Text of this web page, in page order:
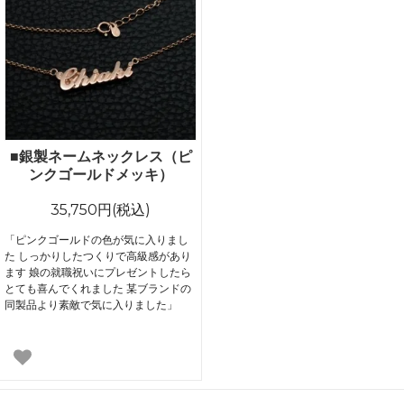
■銀製ネームネックレス（ピ
ンクゴールドメッキ）
35,750円(税込)
「ピンクゴールドの色が気に入りまし
た しっかりしたつくりで高級感があり
ます 娘の就職祝いにプレゼントしたら
とても喜んでくれました 某ブランドの
同製品より素敵で気に入りました」